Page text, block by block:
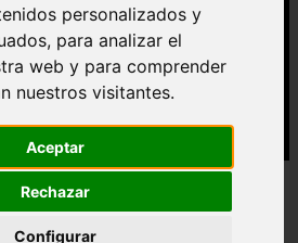
personalizados y
para analizar el
web y para comprender
nuestros visitantes.
Aceptar
Rechazar
Configurar